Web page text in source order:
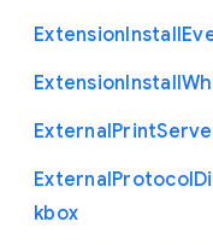
ExtensionInstall
ExtensionInstall
ExternalPrint
ExternalProtocol
kbox